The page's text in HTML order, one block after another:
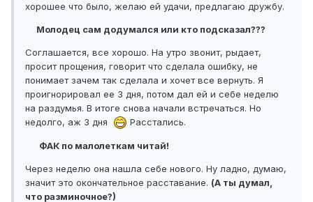
хорошее что было, желаю ей удачи, предлагаю дружбу.
Молодец сам додумался или кто подсказал???
Соглашается, все хорошо. На утро звонит, рыдает,
просит прощения, говорит что сделала ошибку, не
понимает зачем так сделала и хочет все вернуть. Я
проигнорировал ее 3 дня, потом дал ей и себе неделю
на раздумья. В итоге снова начали встречаться. Но
недолго, аж 3 дня
Расстались.
ФАК по малолеткам читай!
Через неделю она нашла себе нового. Ну ладно, думаю,
значит это окончательное расставание. (А ты думал,
что разминочное?)